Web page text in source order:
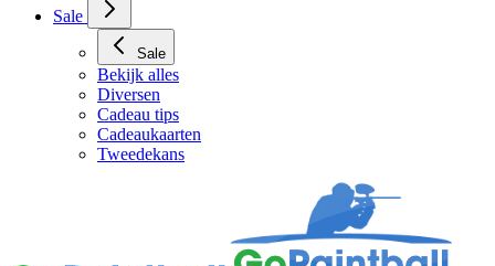
Sale
Sale
Bekijk alles
Diversen
Cadeau tips
Cadeaukaarten
Tweedekans